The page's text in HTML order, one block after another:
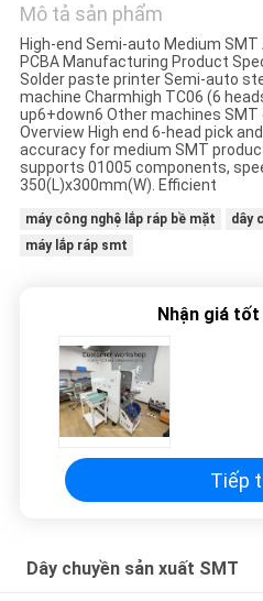
SHOPPING
ON
LINE
SƠ
ĐỒ
TRANG
CHÍNH
SÁCH
BẢO
MẬT
Mô tả sản phẩm
High-end Semi-auto Medium
PCBA Manufacturing Product
Solder paste printer Semi-auto
machine Charmhigh TC06 (6
up6+down6 Other machines
Overview High end 6-head pick
accuracy for medium SMT
supports 01005 components,
350(L)x300mm(W). Efficient
máy công nghệ lắp ráp bề mặt
dây
máy lắp ráp smt
Nhận giá
Tiếp
Dây chuyền sản xuất SMT